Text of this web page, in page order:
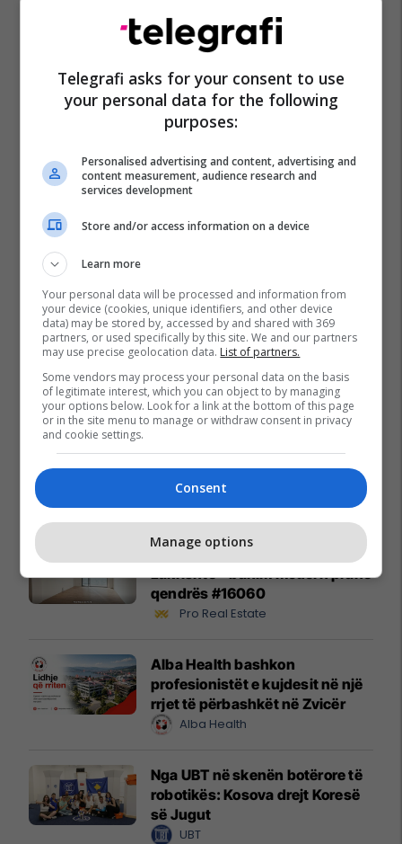
Promo Reklamo këtu
Banesë 98.96m² në shitje në
Lakrishtë – banim modern pranë
qendrës #16060
Pro Real Estate
Alba Health bashkon
profesionistët e kujdesit në një
rrjet të përbashkët në Zvicër
Alba Health
Nga UBT në skenën botërore të
robotikës: Kosova drejt Koresë
së Jugut
UBT
Telegrafi asks for your consent to use
your personal data for the following
purposes:
Personalised advertising and content, advertising and
content measurement, audience research and
services development
Store and/or access information on a device
Learn more
Your personal data will be processed and information from
your device (cookies, unique identifiers, and other device
data) may be stored by, accessed by and shared with 369
partners, or used specifically by this site. We and our partners
may use precise geolocation data. List of partners.
Some vendors may process your personal data on the basis
of legitimate interest, which you can object to by managing
your options below. Look for a link at the bottom of this page
or in the site menu to manage or withdraw consent in privacy
and cookie settings.
Consent
Manage options